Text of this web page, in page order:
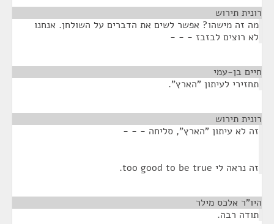
רונית תירוש
מה זה מישהו? אפשר לשים את הדברים על השולחן. אנחנו
לא רוצים לבזבז - - -
חיים בן-עמי
תחזירי לעיתון "הארץ".
רונית תירוש
זה לא עיתון "הארץ", סליחה - - -
זה נראה לי too good to be true.
היו"ר אלכס מילר
תודה רבה.